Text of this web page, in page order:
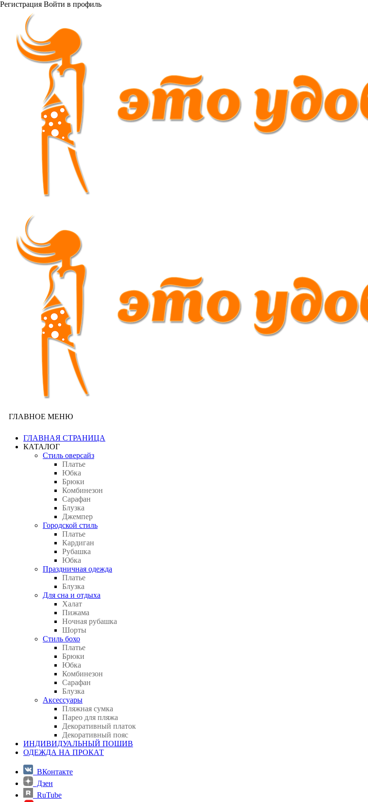
Регистрация Войти в профиль
ГЛАВНОЕ МЕНЮ
ГЛАВНАЯ СТРАНИЦА
КАТАЛОГ
Стиль оверсайз
Платье
Юбка
Брюки
Комбинезон
Сарафан
Блузка
Джемпер
Городской стиль
Платье
Кардиган
Рубашка
Юбка
Праздничная одежда
Платье
Блузка
Для сна и отдыха
Халат
Пижама
Ночная рубашка
Шорты
Стиль бохо
Платье
Брюки
Юбка
Комбинезон
Сарафан
Блузка
Аксессуары
Пляжная сумка
Парео для пляжа
Декоративный платок
Декоративный пояс
ИНДИВИДУАЛЬНЫЙ ПОШИВ
ОДЕЖДА НА ПРОКАТ
ВКонтакте
Дзен
RuTube